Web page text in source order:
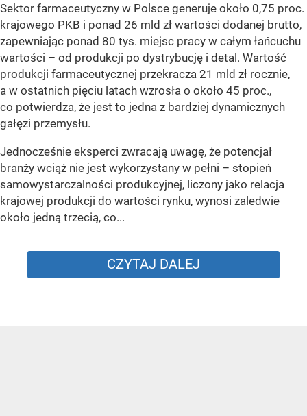
Sektor farmaceutyczny w Polsce generuje około 0,75 proc.
krajowego PKB i ponad 26 mld zł wartości dodanej brutto,
zapewniając ponad 80 tys. miejsc pracy w całym łańcuchu
wartości – od produkcji po dystrybucję i detal. Wartość
produkcji farmaceutycznej przekracza 21 mld zł rocznie,
a w ostatnich pięciu latach wzrosła o około 45 proc.,
co potwierdza, że jest to jedna z bardziej dynamicznych
gałęzi przemysłu.
Jednocześnie eksperci zwracają uwagę, że potencjał
branży wciąż nie jest wykorzystany w pełni – stopień
samowystarczalności produkcyjnej, liczony jako relacja
krajowej produkcji do wartości rynku, wynosi zaledwie
około jedną trzecią, co...
CZYTAJ DALEJ